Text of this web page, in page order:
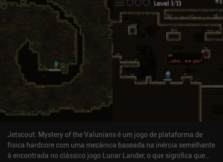
Jetscout: Mystery of the Valunians é um jogo de plataforma de
física hardcore com uma mecânica baseada na inércia semelhante
à encontrada no clássico jogo Lunar Lander, o que significa que